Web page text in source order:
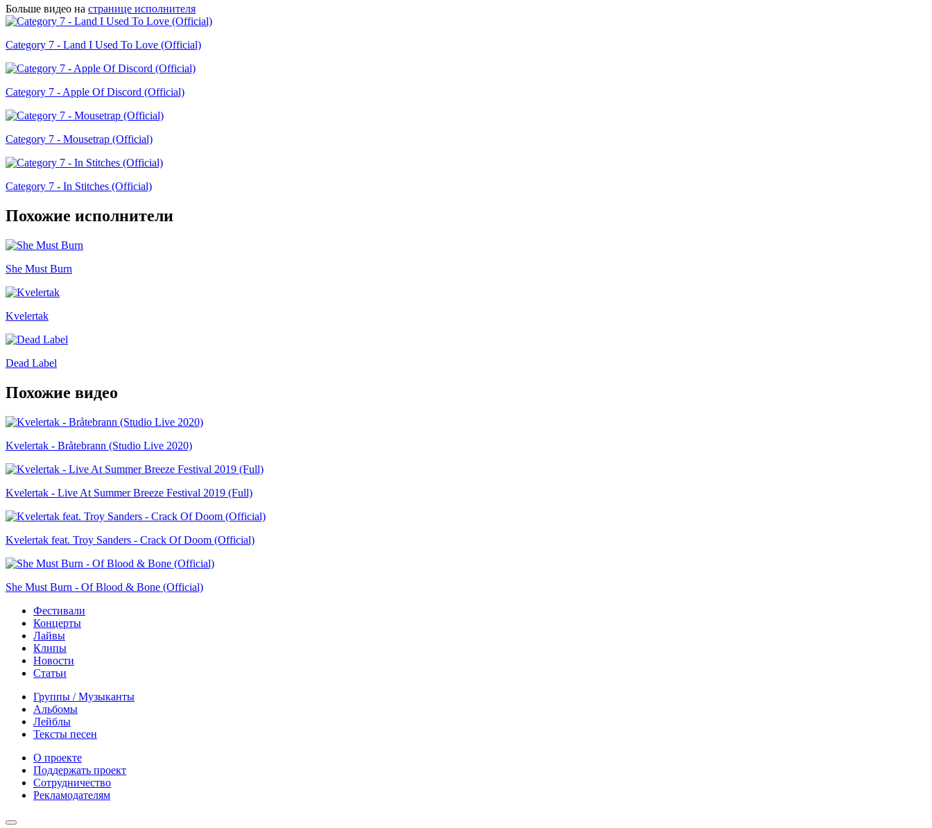
Больше видео на странице исполнителя
Category 7 - Land I Used To Love (Official)
Category 7 - Apple Of Discord (Official)
Category 7 - Mousetrap (Official)
Category 7 - In Stitches (Official)
Похожие исполнители
She Must Burn
Kvelertak
Dead Label
Похожие видео
Kvelertak - Bråtebrann (Studio Live 2020)
Kvelertak - Live At Summer Breeze Festival 2019 (Full)
Kvelertak feat. Troy Sanders - Crack Of Doom (Official)
She Must Burn - Of Blood & Bone (Official)
Фестивали
Концерты
Лайвы
Клипы
Новости
Статьи
Группы / Музыканты
Альбомы
Лейблы
Тексты песен
О проекте
Поддержать проект
Сотрудничество
Рекламодателям